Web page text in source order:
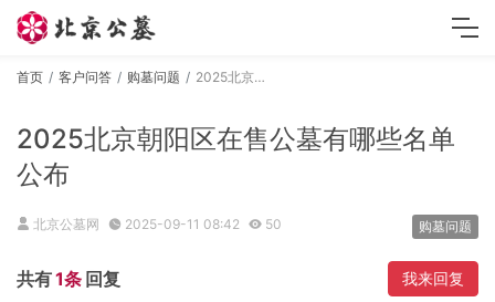
首页 客户问答 购墓问题 2025北京朝阳区在售公墓有哪些名单公布
2025北京朝阳区在售公墓有哪些名单
公布
北京公墓网 2025-09-11 08:42 50 购墓问题
共有1条 回复 我来回复